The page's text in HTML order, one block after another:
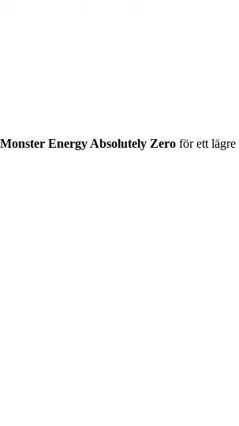
Energy Absolutely Zero för ett lägre